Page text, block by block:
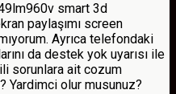
smart 3d
paylaşımı screen
Ayrıca telefondaki
da destek yok uyarısı ile
sorunlara ait cozum
Yardimci olur musunuz?